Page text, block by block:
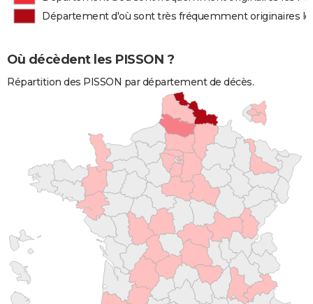
Département d'où sont très fréquemment originaires
Où décèdent les PISSON ?
Répartition des PISSON par département de décès.